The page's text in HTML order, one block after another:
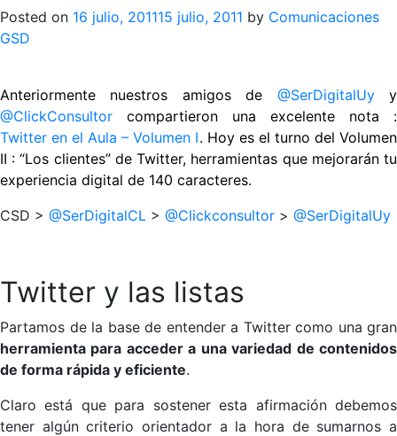
Posted on 16 julio, 201115 julio, 2011 by Comunicaciones
GSD
Anteriormente nuestros amigos de @SerDigitalUyy
@ClickConsultor compartieron una excelente nota :
Twitter en el Aula – Volumen I. Hoy es el turno del Volumen
II : “Los clientes” de Twitter, herramientas que mejorarán tu
experiencia digital de 140 caracteres.
CSD > @SerDigitalCL > @Clickconsultor > @SerDigitalUy
Twitter y las listas
Partamos de la base de entender a Twitter como una gran
herramienta para acceder a una variedad de contenidos
de forma rápida y eficiente.
Claro está que para sostener esta afirmación debemos
tener algún criterio orientador a la hora de sumarnos a